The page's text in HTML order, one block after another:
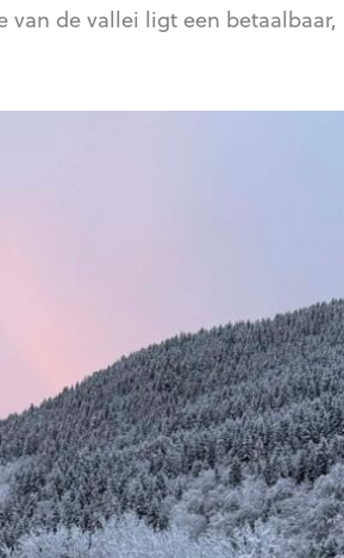
van de vallei ligt een